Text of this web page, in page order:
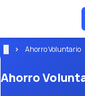
Ahorro Voluntario
Ahorro